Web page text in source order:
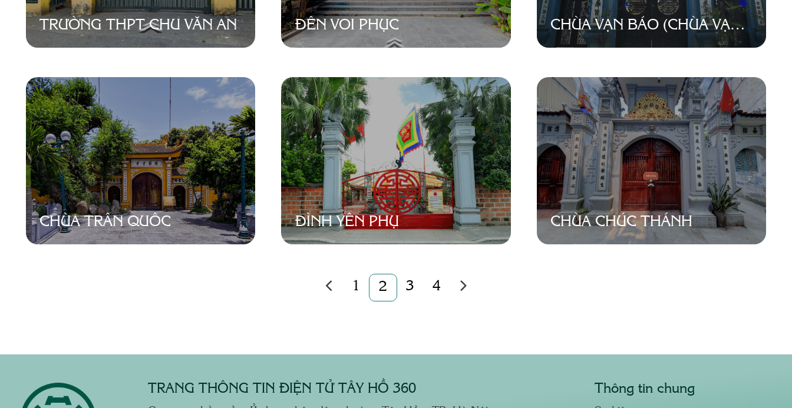
TRƯỜNG THPT CHU VĂN AN ĐỀN VOI PHỤC
CHÙA VẠN BẢO (CHÙA VẠN
NGỌC)
CHÙA TRẤN QUỐC ĐÌNH YÊN PHỤ CHÙA CHÚC THÁNH
1 2 3 4
TRANG THÔNG TIN ĐIỆN TỬ TÂY HỒ 360 Thông tin chung